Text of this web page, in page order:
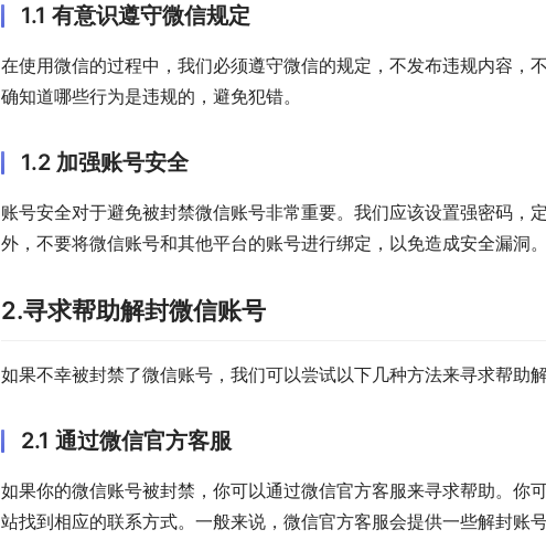
1.1 有意识遵守微信规定
在使用微信的过程中，我们必须遵守微信的规定，不发布违规内容，
确知道哪些行为是违规的，避免犯错。
1.2 加强账号安全
账号安全对于避免被封禁微信账号非常重要。我们应该设置强密码，
外，不要将微信账号和其他平台的账号进行绑定，以免造成安全漏洞。
2.寻求帮助解封微信账号
如果不幸被封禁了微信账号，我们可以尝试以下几种方法来寻求帮助解
2.1 通过微信官方客服
如果你的微信账号被封禁，你可以通过微信官方客服来寻求帮助。你
站找到相应的联系方式。一般来说，微信官方客服会提供一些解封账